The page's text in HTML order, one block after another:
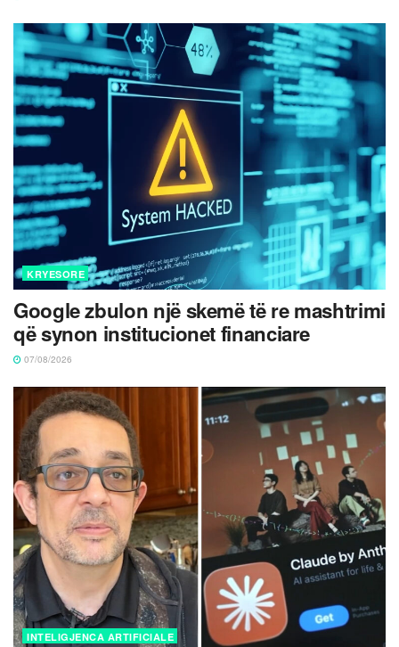
KRYESORE
Google zbulon një skemë të re mashtrimi
që synon institucionet financiare
07/08/2026
INTELIGJENCA ARTIFICIALE